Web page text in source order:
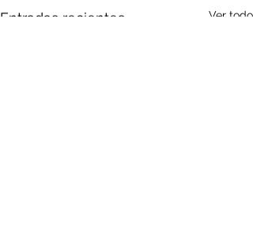
Entradas recientes Ver todo